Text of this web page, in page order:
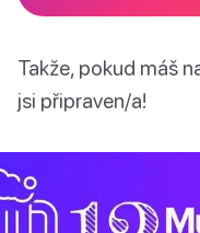
Takže, pokud máš
jsi připraven/a!